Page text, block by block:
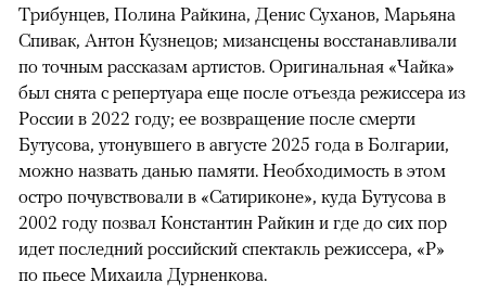
Трибунцев, Полина Райкина, Денис Суханов, Марьяна
Спивак, Антон Кузнецов; мизансцены восстанавливали
по точным рассказам артистов. Оригинальная «Чайка»
был снята с репертуара еще после отъезда режиссера из
России в 2022 году; ее возвращение после смерти
Бутусова, утонувшего в августе 2025 года в Болгарии,
можно назвать данью памяти. Необходимость в этом
остро почувствовали в «Сатириконе», куда Бутусова в
2002 году позвал Константин Райкин и где до сих пор
идет последний российский спектакль режиссера, «Р»
по пьесе Михаила Дурненкова.